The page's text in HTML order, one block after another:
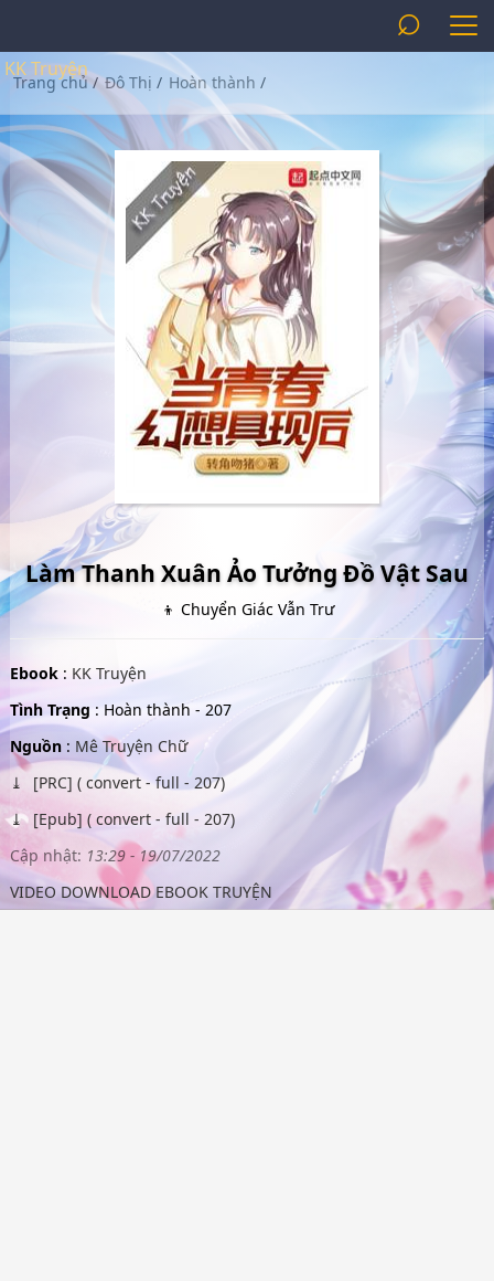
KK Truyện
⌕
Trang chủ/ Đô Thị / Hoàn thành /
Làm Thanh Xuân Ảo Tưởng Đồ Vật Sau
👦 Chuyển Giác Vẫn Trư
Ebook : KK Truyện
Tình Trạng : Hoàn thành - 207
Nguồn: Mê Truyện Chữ
[PRC] ( convert - full - 207)
[Epub] ( convert - full - 207)
Cập nhật: 13:29 - 19/07/2022
VIDEO DOWNLOAD EBOOK TRUYỆN